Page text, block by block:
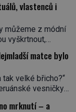
kérka je
Tetování jako
minulost.
Ötzi, který
vlastenců i
můžeme z módní
vyškrtnout,
musíme až do
ho na
Rahotepa, jenž
naším
něco obvyklého,
ze stínu pyramid
matce bylo
tak velké břicho?“
vesničky
v břiše nádor, jak
mrknutí – a